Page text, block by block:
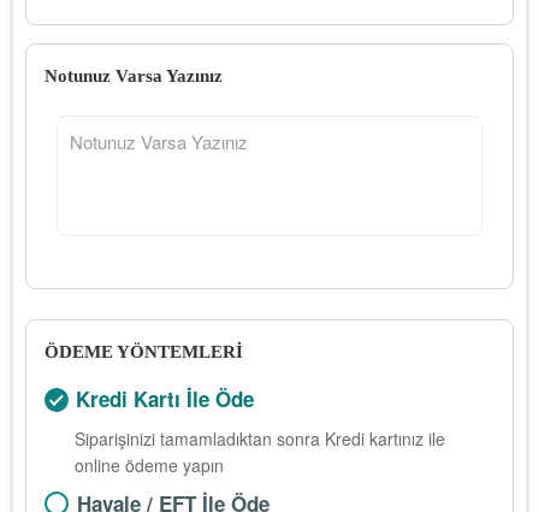
Notunuz Varsa Yazınız
ÖDEME YÖNTEMLERİ
Kredi Kartı İle Öde
Siparişinizi tamamladıktan sonra Kredi kartınız ile
online ödeme yapın
Havale / EFT İle Öde